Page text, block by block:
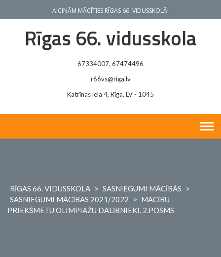
AICINĀM MĀCĪTIES RĪGAS 66. VIDUSSKOLĀ!
Rīgas 66. vidusskola
67334007, 67474496
r66vs@riga.lv
Katrīnas iela 4, Rīga, LV - 1045
RĪGAS 66. VIDUSSKOLA > SASNIEGUMI MĀCĪBĀS
>
SASNIEGUMI MĀCĪBĀS 2021/2022
> MĀCĪBU
PRIEKŠMETU OLIMPIĀŽU DALĪBNIEKI, 2.POSMS